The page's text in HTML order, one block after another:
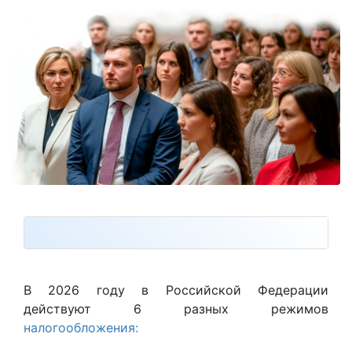
В 2026 году в Российской Федерации
действуют 6 разных режимов
налогообложения: